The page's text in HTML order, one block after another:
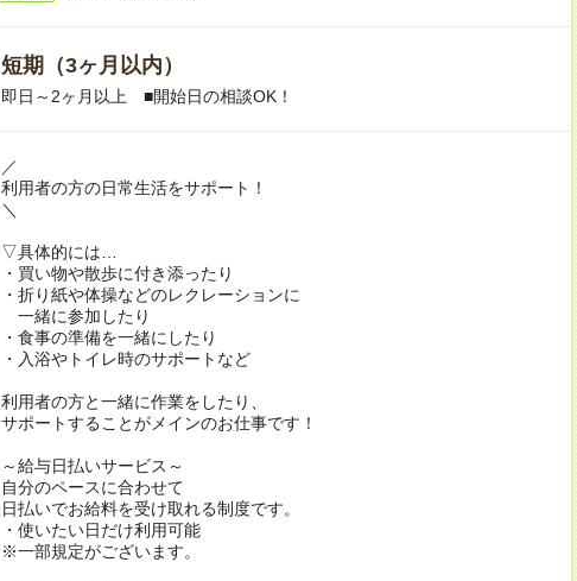
短期（3ヶ月以内）
即日～2ヶ月以上 ■開始日の相談OK！
／
利用者の方の日常生活をサポート！
＼
▽具体的には…
・買い物や散歩に付き添ったり
・折り紙や体操などのレクレーションに
一緒に参加したり
・食事の準備を一緒にしたり
・入浴やトイレ時のサポートなど
利用者の方と一緒に作業をしたり、
サポートすることがメインのお仕事です！
～給与日払いサービス～
自分のペースに合わせて
日払いでお給料を受け取れる制度です。
・使いたい日だけ利用可能
※一部規定がございます。